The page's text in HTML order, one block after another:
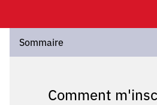
Sommaire
Comment